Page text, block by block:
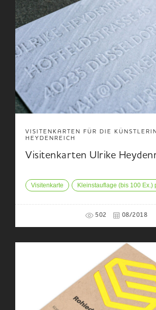
VISITENKARTEN FÜR DIE
HEYDENREICH
Visitenkarten Ulrike
Visitenkarte Kleinstauflage (bis 100 Ex.)
502 08/2018